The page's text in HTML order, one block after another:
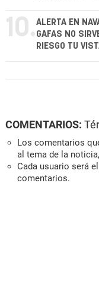
10.ALERTA EN
GAFAS NO
RIESGO TU
COMENTARIOS:
Los comentarios
al tema de la
Cada usuario será
comentarios.